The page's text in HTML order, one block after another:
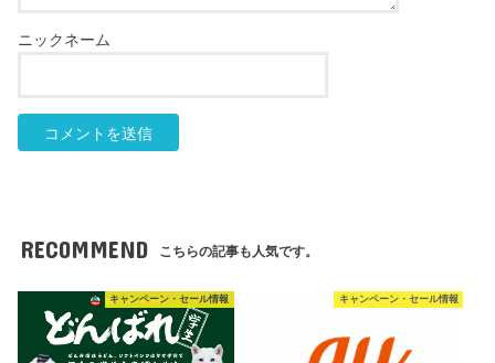
RECOMMEND こちらの記事も人気です。
キャンペーン・セール情報 キャンペーン・セール情報